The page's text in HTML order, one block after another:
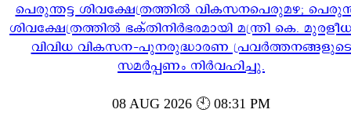
പെരുന്തട്ട ശിവക്ഷേത്രത്തിൽ വികസനപെരുമഴ;
ശിവക്ഷേത്രത്തിൽ ഭക്തിനിർഭരമായി മന്ത്രി കെ.
വിവിധ വികസന-പുനരുദ്ധാരണ പ്രവർത്തനങ്ങളുടെ
സമർപ്പണം നിർവഹിച്ചു.
08 AUG 2026 🕙 08:31 PM